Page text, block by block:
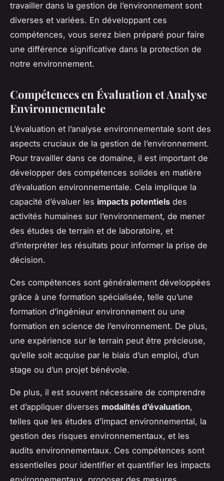
travailler dans la gestion de l’environnement sont
diverses et variées. En développant ces
compétences, vous serez bien préparé pour faire
une différence significative dans la protection de
notre environnement.
Compétences en Évaluation et Analyse
Environnementale
L’évaluation et l’analyse environnementale sont des
aspects cruciaux de la gestion de l’environnement.
Pour travailler dans ce domaine, il est important de
développer des compétences solides en matière
d’évaluation environnementale. Cela implique la
capacité d’évaluer les impacts potentiels des
activités humaines sur l’environnement, de mener
des études de terrain et de laboratoire, et
d’interpréter les résultats pour informer la prise de
décision.
Ces compétences sont généralement développées
grâce à une formation spécialisée, telle qu’une
formation d’ingénieur environnement ou une
formation en science de l’environnement. De plus,
une expérience sur le terrain peut être précieuse,
qu’elle soit acquise par le biais d’un emploi, d’un
stage ou d’un projet bénévole.
De plus, il est souvent nécessaire de comprendre
et d’appliquer diverses modalités d’évaluation,
telles que les études d’impact environnemental, la
gestion des risques environnementaux, et les
audits environnementaux. Ces compétences sont
essentielles pour identifier et quantifier les impacts